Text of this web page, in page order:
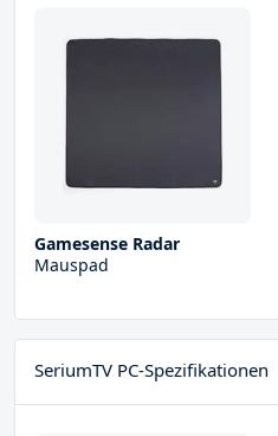
Gamesense Radar
Mauspad
SeriumTV PC-Spezifikationen